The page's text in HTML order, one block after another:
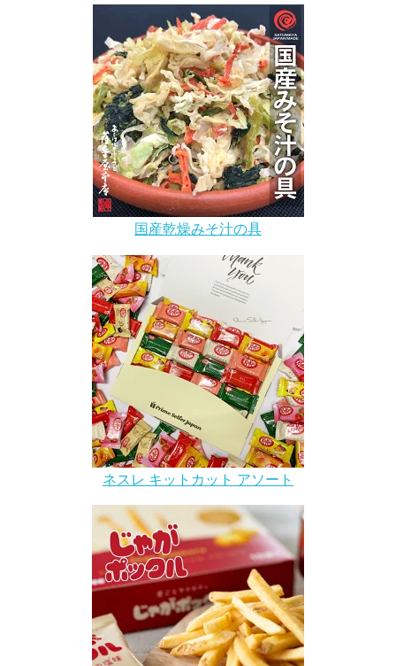
国産乾燥みそ汁の具
ネスレ キットカット アソート